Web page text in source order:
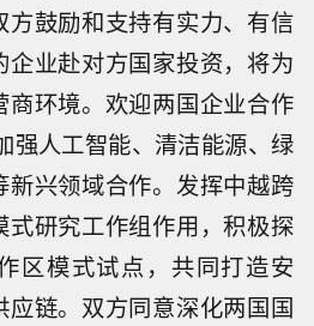
鼓励和支持有实力、有信
业赴对方国家投资，将为
环境。欢迎两国企业合作
强人工智能、清洁能源、绿
兴领域合作。发挥中越跨
研究工作组作用，积极探
区模式试点，共同打造安
链。双方同意深化两国国